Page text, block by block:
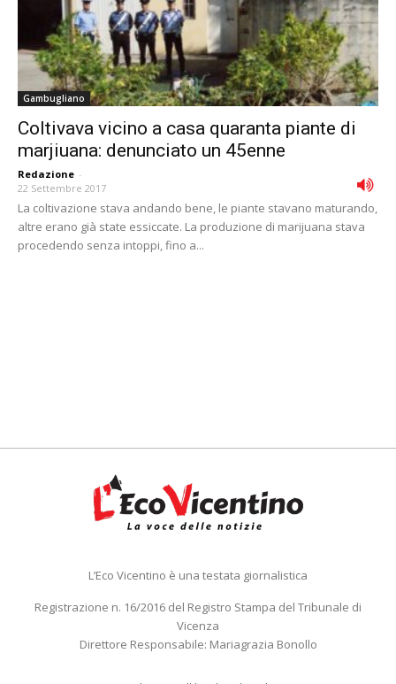
Gambugliano
Coltivava vicino a casa quaranta piante di
marjiuana: denunciato un 45enne
Redazione -
22 Settembre 2017
La coltivazione stava andando bene, le piante stavano maturando,
altre erano già state essiccate. La produzione di marijuana stava
procedendo senza intoppi, fino a...
L’Eco Vicentino è una testata giornalistica
Registrazione n. 16/2016 del Registro Stampa del Tribunale di
Vicenza
Direttore Responsabile: Mariagrazia Bonollo